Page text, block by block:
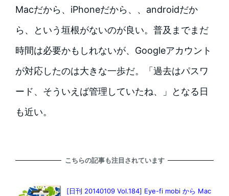
Macだから、iPhoneだから、、androidだか
ら、という垣根がないのが良い。普及までまだ
時間は必要かもしれないが、Googleアカウント
が対応したのは大きな一歩だ。「過去はパスワ
ード、そういえば管理していたね、」となる日
も近い。
こちらの記事も注目されています
[日刊 20140109 Vol.184] Eye-fi mobi から Mac